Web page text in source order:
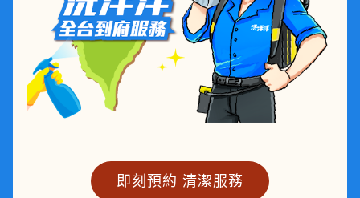
即刻預約 清潔服務